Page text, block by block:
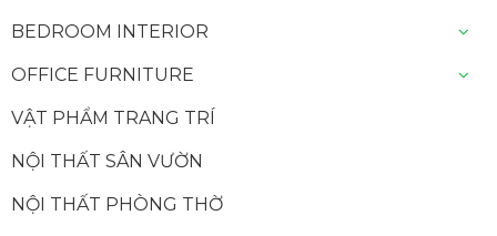
BEDROOM INTERIOR
OFFICE FURNITURE
VẬT PHẨM TRANG TRÍ
NỘI THẤT SÂN VƯỜN
NỘI THẤT PHÒNG THỜ